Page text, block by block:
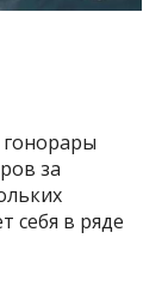
за
себя в ряде